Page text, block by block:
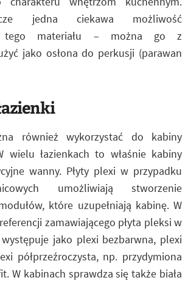
jedna ciekawa możliwość
tego materiału – można go z
jako osłona do perkusji (parawan
również wykorzystać do kabiny
wielu łazienkach to właśnie kabiny
wanny. Płyty plexi w przypadku
umożliwiają stworzenie
które uzupełniają kabinę. W
zamawiającego płyta pleksi w
jako plexi bezbarwna, plexi
półprzeźroczysta, np. przydymiona
W kabinach sprawdza się także biała